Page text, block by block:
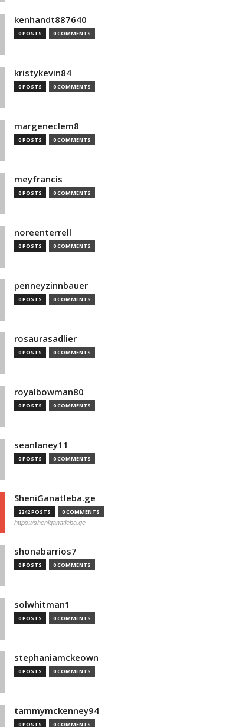
kenhandt887640
0 POSTS 0 COMMENTS
kristykevin84
0 POSTS 0 COMMENTS
margeneclem8
0 POSTS 0 COMMENTS
meyfrancis
0 POSTS 0 COMMENTS
noreenterrell
0 POSTS 0 COMMENTS
penneyzinnbauer
0 POSTS 0 COMMENTS
rosaurasadlier
0 POSTS 0 COMMENTS
royalbowman80
0 POSTS 0 COMMENTS
seanlaney11
0 POSTS 0 COMMENTS
SheniGanatleba.ge
2242 POSTS 0 COMMENTS
https://sheniganatleba.ge
shonabarrios7
0 POSTS 0 COMMENTS
solwhitman1
0 POSTS 0 COMMENTS
stephaniamckeown
0 POSTS 0 COMMENTS
tammymckenney94
0 POSTS 0 COMMENTS